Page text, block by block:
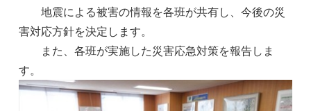
地震による被害の情報を各班が共有し、今後の災
害対応方針を決定します。
また、各班が実施した災害応急対策を報告しま
す。